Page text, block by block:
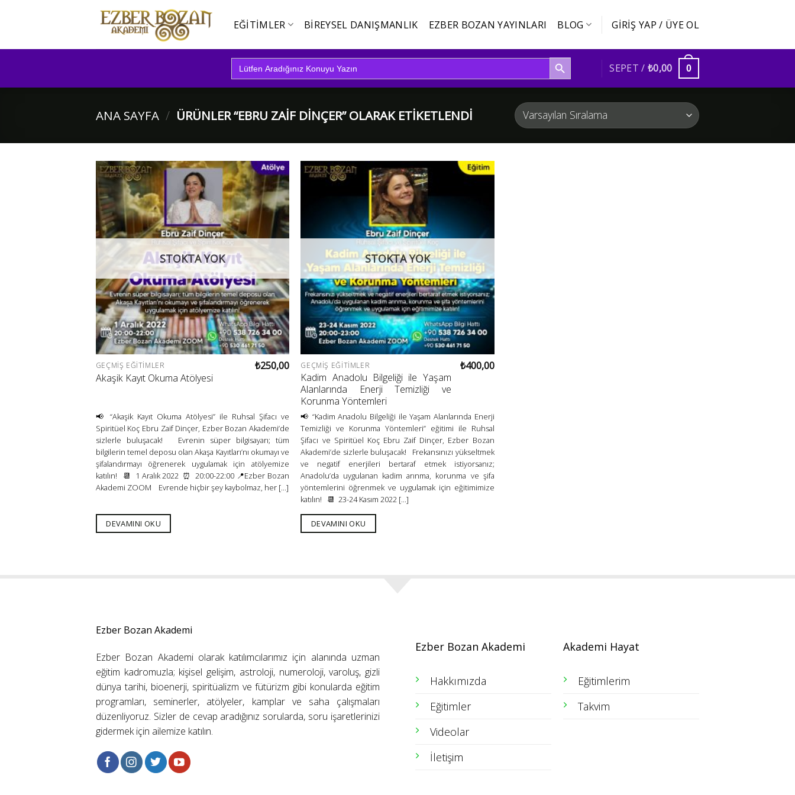
EĞITIMLER BIREYSEL DANIŞMANLIK EZBER BOZAN YAYINLARI BLOG GIRIŞ YAP / ÜYE OL
Search
for:
SEARCH BUTTON
SEPET / ₺0,00 0
ANA SAYFA / ÜRÜNLER “EBRU ZAIF DINÇER” OLARAK ETIKETLENDI
STOKTA YOK
GEÇMIŞ EĞITIMLER
Akaşik Kayıt Okuma Atölyesi
₺250,00
📢 “Akaşik Kayıt Okuma Atölyesi” ile Ruhsal Şifacı ve
Spiritüel Koç Ebru Zaif Dinçer, Ezber Bozan Akademi’de
sizlerle buluşacak! Evrenin süper bilgisayarı; tüm
bilgilerin temel deposu olan Akaşa Kayıtları’nı okumayı ve
şifalandırmayı öğrenerek uygulamak için atölyemize
katılın! 📆 1 Aralık 2022 ⏰ 20:00-22:00 📍Ezber Bozan
Akademi ZOOM Evrende hiçbir şey kaybolmaz, her [...]
DEVAMINI OKU
STOKTA YOK
GEÇMIŞ EĞITIMLER
Kadim Anadolu Bilgeliği ile Yaşam
Alanlarında Enerji Temizliği ve
Korunma Yöntemleri
₺400,00
📢 “Kadim Anadolu Bilgeliği ile Yaşam Alanlarında Enerji
Temizliği ve Korunma Yöntemleri” eğitimi ile Ruhsal
Şifacı ve Spiritüel Koç Ebru Zaif Dinçer, Ezber Bozan
Akademi’de sizlerle buluşacak! Frekansınızı yükseltmek
ve negatif enerjileri bertaraf etmek istiyorsanız;
Anadolu’da uygulanan kadim arınma, korunma ve şifa
yöntemlerini öğrenmek ve uygulamak için eğitimimize
katılın! 📆 23-24 Kasım 2022 [...]
DEVAMINI OKU
Ezber Bozan Akademi
Ezber Bozan Akademi olarak katılımcılarımız için alanında uzman
eğitim kadromuzla; kişisel gelişim, astroloji, numeroloji, varoluş, gizli
dünya tarihi, bioenerji, spiritüalizm ve fütürizm gibi konularda eğitim
programları, seminerler, atölyeler, kamplar ve saha çalışmaları
düzenliyoruz. Sizler de cevap aradığınız sorularda, soru işaretlerinizi
gidermek için ailemize katılın.
Ezber Bozan Akademi
Hakkımızda
Eğitimler
Videolar
İletişim
Akademi Hayat
Eğitimlerim
Takvim